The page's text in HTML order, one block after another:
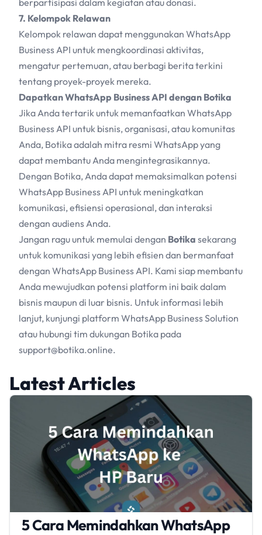
berpartisipasi dalam kegiatan atau donasi.
7. Kelompok Relawan
Kelompok relawan dapat menggunakan WhatsApp
Business API untuk mengkoordinasi aktivitas,
mengatur pertemuan, atau berbagi berita terkini
tentang proyek-proyek mereka.
Dapatkan WhatsApp Business API dengan Botika
Jika Anda tertarik untuk memanfaatkan WhatsApp
Business API untuk bisnis, organisasi, atau komunitas
Anda, Botika adalah mitra resmi WhatsApp yang
dapat membantu Anda mengintegrasikannya.
Dengan Botika, Anda dapat memaksimalkan potensi
WhatsApp Business API untuk meningkatkan
komunikasi, efisiensi operasional, dan interaksi
dengan audiens Anda.
Jangan ragu untuk memulai dengan Botika sekarang
untuk komunikasi yang lebih efisien dan bermanfaat
dengan WhatsApp Business API. Kami siap membantu
Anda mewujudkan potensi platform ini baik dalam
bisnis maupun di luar bisnis. Untuk informasi lebih
lanjut, kunjungi platform WhatsApp Business Solution
atau hubungi tim dukungan Botika pada
support@botika.online.
Latest Articles
5 Cara Memindahkan WhatsApp